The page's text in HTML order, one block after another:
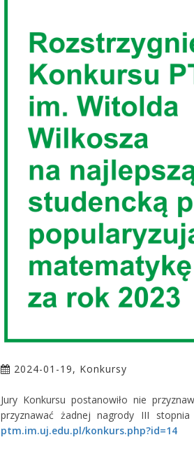
2024-01-19, Konkursy
Jury Konkursu postanowiło nie
przyznawać żadnej nagrody III
ptm.im.uj.edu.pl/konkurs.php?id=14